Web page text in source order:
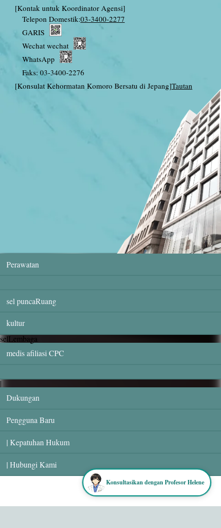
Konsultasikan dengan Profesor Helene
[Kontak untuk Koordinator Agensi]
Telepon Domestik:03-3400-2277
GARIS
Wechat wechat
WhatsApp
Faks: 03-3400-2276
[Konsulat Kehormatan Komoro Bersatu di Jepang]Tautan
Perawatan
sel puncaRuang
kultur
selLembaga
medis afiliasi CPC
|
Dukungan
Pengguna Baru
| Kepatuhan Hukum
| Hubungi Kami